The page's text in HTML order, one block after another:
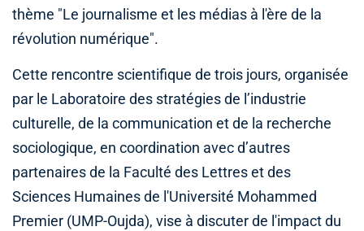
thème "Le journalisme et les médias à l'ère de la
révolution numérique".
Cette rencontre scientifique de trois jours, organisée
par le Laboratoire des stratégies de l’industrie
culturelle, de la communication et de la recherche
sociologique, en coordination avec d’autres
partenaires de la Faculté des Lettres et des
Sciences Humaines de l'Université Mohammed
Premier (UMP-Oujda), vise à discuter de l'impact du